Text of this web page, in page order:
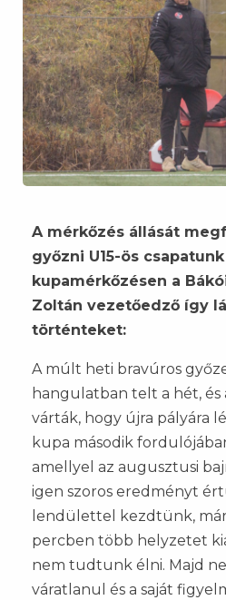
A mérkőzés állását
győzni U15-ös
kupamérkőzésen a
Zoltán vezetőedző így
történteket:
A múlt heti bravúros
hangulatban telt a hét, és
várták, hogy újra pályára
kupa második
amellyel az augusztusi
igen szoros eredményt
lendülettel kezdtünk,
percben több helyzetet
nem tudtunk élni. Majd
váratlanul és a saját